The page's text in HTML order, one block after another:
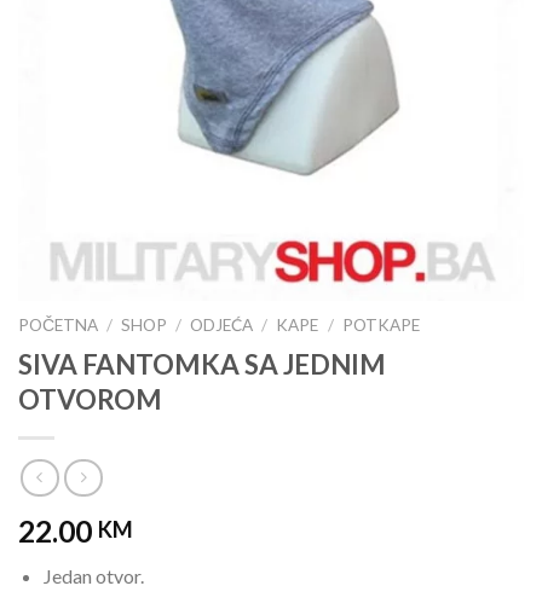
POČETNA / SHOP / ODJEĆA / KAPE / POTKAPE
SIVA FANTOMKA SA JEDNIM
OTVOROM
22.00 KM
Jedan otvor.